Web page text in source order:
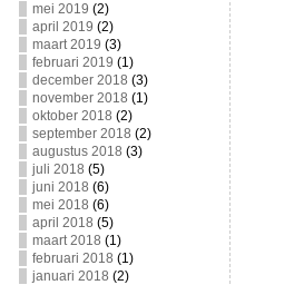
mei 2019 (2)
april 2019 (2)
maart 2019 (3)
februari 2019 (1)
december 2018 (3)
november 2018 (1)
oktober 2018 (2)
september 2018 (2)
augustus 2018 (3)
juli 2018 (5)
juni 2018 (6)
mei 2018 (6)
april 2018 (5)
maart 2018 (1)
februari 2018 (1)
januari 2018 (2)